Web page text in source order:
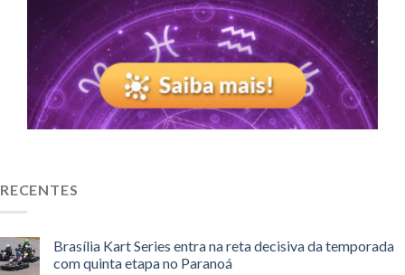
RECENTES
Brasília Kart Series entra na reta decisiva da temporada
com quinta etapa no Paranoá